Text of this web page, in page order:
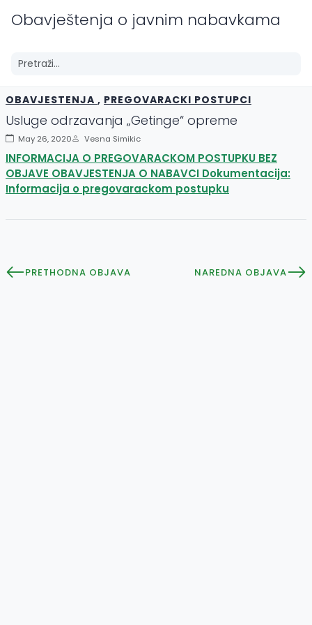
Obavještenja o javnim nabavkama
OBAVJESTENJA , PREGOVARACKI POSTUPCI
Usluge odrzavanja „Getinge“ opreme
May 26, 2020 Vesna Simikic
INFORMACIJA O PREGOVARACKOM POSTUPKU BEZ
OBJAVE OBAVJESTENJA O NABAVCI Dokumentacija:
Informacija o pregovarackom postupku
PRETHODNA OBJAVA NAREDNA OBJAVA